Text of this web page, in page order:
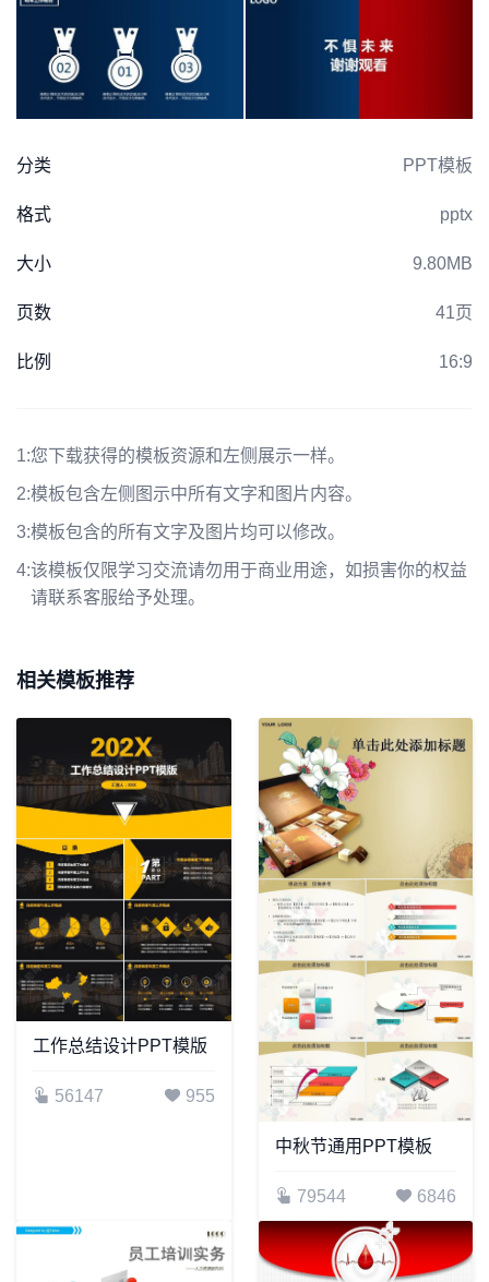
分类 PPT模板
格式 pptx
大小 9.80MB
页数 41页
比例 16:9
1:您下载获得的模板资源和左侧展示一样。
2:模板包含左侧图示中所有文字和图片内容。
3:模板包含的所有文字及图片均可以修改。
4:该模板仅限学习交流请勿用于商业用途，如损害你的权益
请联系客服给予处理。
相关模板推荐
工作总结设计PPT模版
56147 955
中秋节通用PPT模板
79544 6846